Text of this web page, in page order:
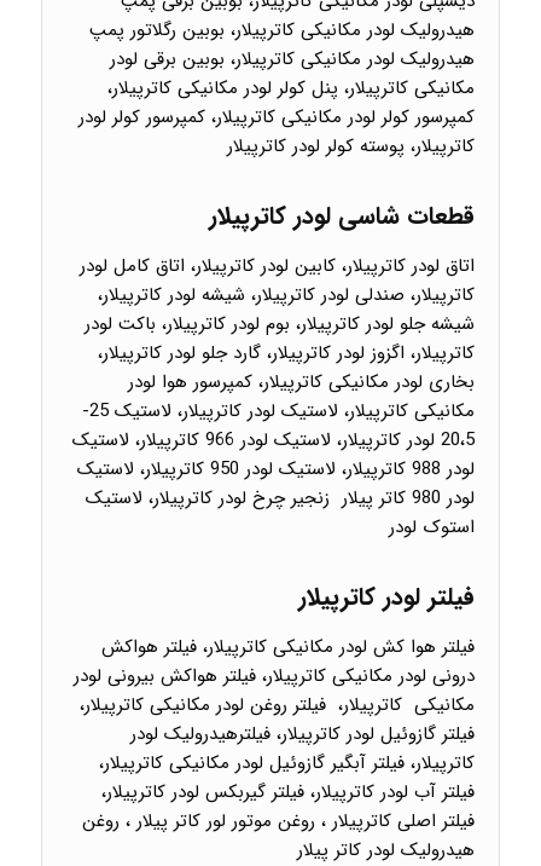
هیدرولیک لودر مکانیکی کاترپیلار، بوبین رگلاتور پمپ
هیدرولیک لودر مکانیکی کاترپیلار، بوبین برقی لودر
مکانیکی کاترپیلار، پنل کولر لودر مکانیکی کاترپیلار،
کمپرسور کولر لودر مکانیکی کاترپیلار، کمپرسور کولر لودر
کاترپیلار، پوسته کولر لودر کاترپیلار
قطعات شاسی لودر کاترپیلار
اتاق لودر کاترپیلار، کابین لودر کاترپیلار، اتاق کامل لودر
کاترپیلار، صندلی لودر کاترپیلار، شیشه لودر کاترپیلار،
شیشه جلو لودر کاترپیلار، بوم لودر کاترپیلار، باکت لودر
کاترپیلار، اگزوز لودر کاترپیلار، گارد جلو لودر کاترپیلار،
بخاری لودر مکانیکی کاترپیلار، کمپرسور هوا لودر
مکانیکی کاترپیلار، لاستیک لودر کاترپیلار، لاستیک 25-
20،5 لودر کاترپیلار، لاستیک لودر 966 کاترپیلار، لاستیک
لودر 988 کاترپیلار، لاستیک لودر 950 کاترپیلار، لاستیک
لودر 980 کاتر پیلار زنجیر چرخ لودر کاترپیلار، لاستیک
استوک لودر
فیلتر لودر کاترپیلار
فیلتر هوا کش لودر مکانیکی کاترپیلار، فیلتر هواکش
درونی لودر مکانیکی کاترپیلار، فیلتر هواکش بیرونی لودر
مکانیکی کاترپیلار، فیلتر روغن لودر مکانیکی کاترپیلار،
فیلتر گازوئیل لودر کاترپیلار، فیلترهیدرولیک لودر
کاترپیلار، فیلتر آبگیر گازوئیل لودر مکانیکی کاترپیلار،
فیلتر آب لودر کاترپیلار، فیلتر گیربکس لودر کاترپیلار،
فیلتر اصلی کاترپیلار ، روغن موتور لور کاتر پیلار ، روغن
هیدرولیک لودر کاتر پیلار